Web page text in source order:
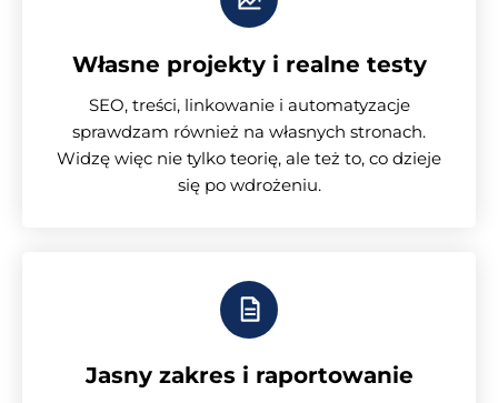
Własne projekty i realne testy
SEO, treści, linkowanie i automatyzacje
sprawdzam również na własnych stronach.
Widzę więc nie tylko teorię, ale też to, co dzieje
się po wdrożeniu.
Jasny zakres i raportowanie